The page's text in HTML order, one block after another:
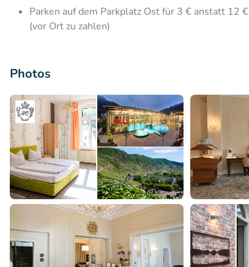
Parken auf dem Parkplatz Ost für 3 € anstatt 12 €
(vor Ort zu zahlen)
Photos